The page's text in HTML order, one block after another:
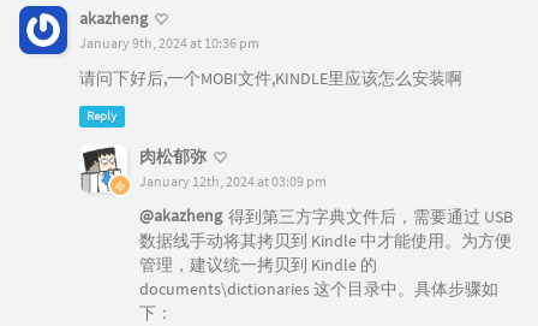
akazheng
January 9th, 2024 at 10:36 pm
请问下好后,一个MOBI文件,KINDLE里应该怎么安装啊
Reply
肉松郁弥
January 12th, 2024 at 03:09 pm
@akazheng 得到第三方字典文件后，需要通过 USB
数据线手动将其拷贝到 Kindle 中才能使用。为方便
管理，建议统一拷贝到 Kindle 的
documents\dictionaries 这个目录中。具体步骤如
下：